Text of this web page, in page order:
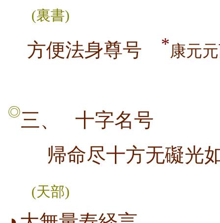
(裏書)
方便法身尊号 *康元
◎三、
十字名号
帰命尽十方无礙光
(天部)